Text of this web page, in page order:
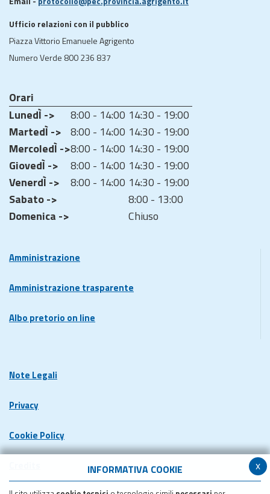
x
INFORMATIVA COOKIE
Ufficio relazioni con il pubblico
Piazza Vittorio Emanuele Agrigento
Numero Verde 800 236 837
Orari
LunedÌ ->
8:00 - 14:00 14:30 - 19:00
MartedÌ -> 8:00 - 14:00 14:30 - 19:00
MercoledÌ ->8:00 - 14:00 14:30 - 19:00
GiovedÌ ->
8:00 - 14:00 14:30 - 19:00
VenerdÌ ->
8:00 - 14:00 14:30 - 19:00
Sabato ->
8:00 - 13:00
Domenica ->
Chiuso
Amministrazione
Amministrazione trasparente
Albo pretorio on line
Note Legali
Privacy
Cookie Policy